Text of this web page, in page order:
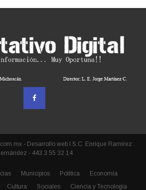
- Desarrollo web I.S.C. Enrique Ramírez
- 443 3 55 32 14
Municipios Política
Economía
Cultura Sociales Ciencia y Tecnología